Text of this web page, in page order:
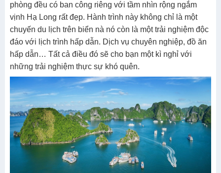
phòng đều có ban công riêng với tầm nhìn rộng ngắm
vịnh Hạ Long rất đẹp. Hành trình này không chỉ là một
chuyến du lịch trên biển nà nó còn là một trải nghiệm độc
đáo với lịch trình hấp dẫn. Dịch vụ chuyên nghiệp, đồ ăn
hấp dẫn… Tất cả điều đó sẽ cho bạn một kì nghỉ với
những trải nghiệm thực sự khó quên.